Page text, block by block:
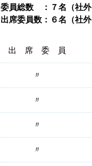
委員総数 ：７名（社
出席委員数：６名（社
出 席 委 員
〃
〃
〃
〃